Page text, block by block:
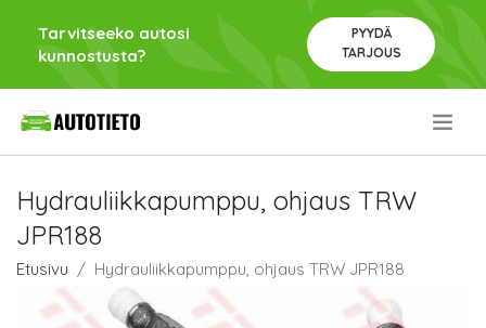
Tarvitseeko autosi
kunnostusta?
PYYDÄ
TARJOUS
Hydrauliikkapumppu, ohjaus TRW
JPR188
Etusivu Hydrauliikkapumppu, ohjaus TRW JPR188